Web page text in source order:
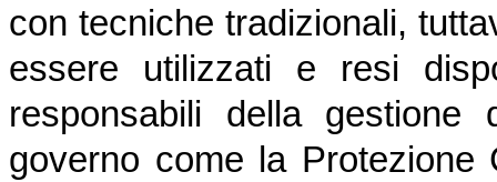
con tecniche tradizionali,
essere utilizzati e resi
responsabili della
governo come la Protezione